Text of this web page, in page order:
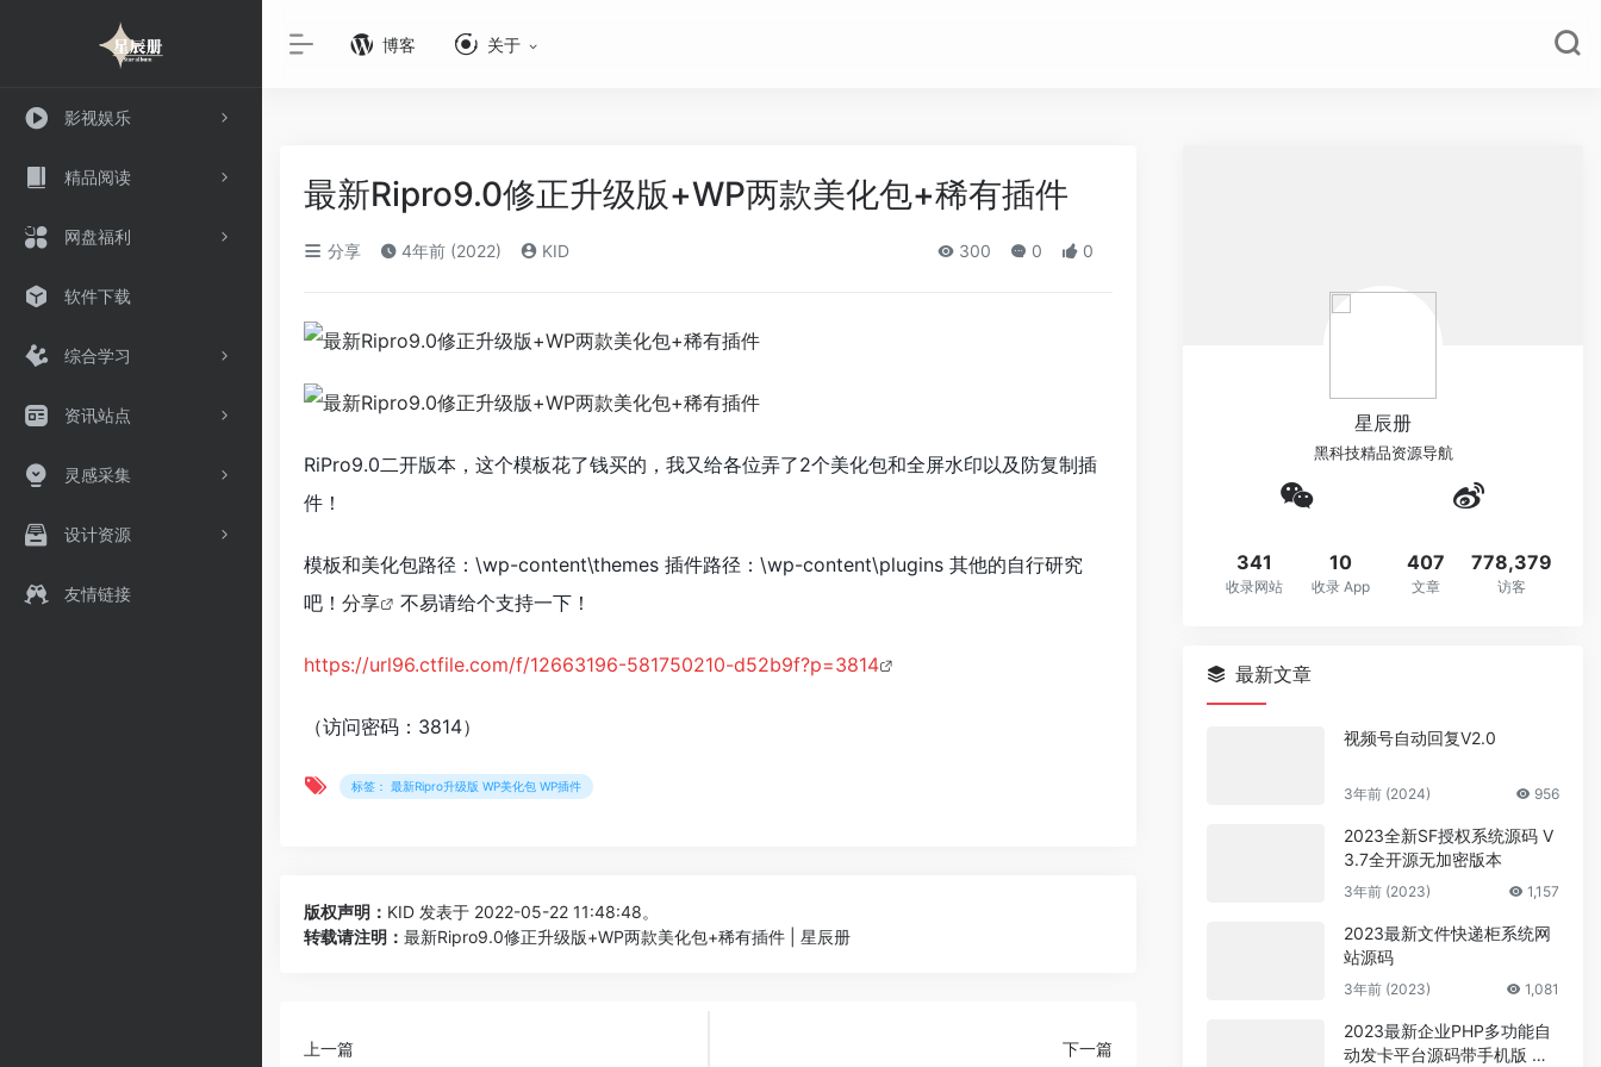
影视娱乐
精品阅读
网盘福利
软件下载
综合学习
资讯站点
灵感采集
设计资源
友情链接
博客 关于
最新Ripro9.0修正升级版+WP两款美化包+稀有插件
分享 4年前 (2022) KID 300 0 0
RiPro9.0二开版本，这个模板花了钱买的，我又给各位弄了2个美化包和全屏水印以及防复制插
件！
模板和美化包路径：\wp-content\themes 插件路径：\wp-content\plugins 其他的自行研究
吧！ 分享 不易请给个支持一下！
https://url96.ctfile.com/f/12663196-581750210-d52b9f?p=3814
（访问密码：3814）
标签： 最新Ripro升级版 WP美化包 WP插件
版权声明： KID 发表于 2022-05-22 11:48:48。
转载请注明： 最新Ripro9.0修正升级版+WP两款美化包+稀有插件 | 星辰册
上一篇 下一篇
星辰册
黑科技精品资源导航
341
收录网站
10
收录 App
407
文章
778,379
访客
最新文章
视频号自动回复V2.0
3年前 (2024) 956
2023全新SF授权系统源码 V
3.7全开源无加密版本
3年前 (2023) 1,157
2023最新文件快递柜系统网
站源码
3年前 (2023) 1,081
2023最新企业PHP多功能自
动发卡平台源码带手机版 带